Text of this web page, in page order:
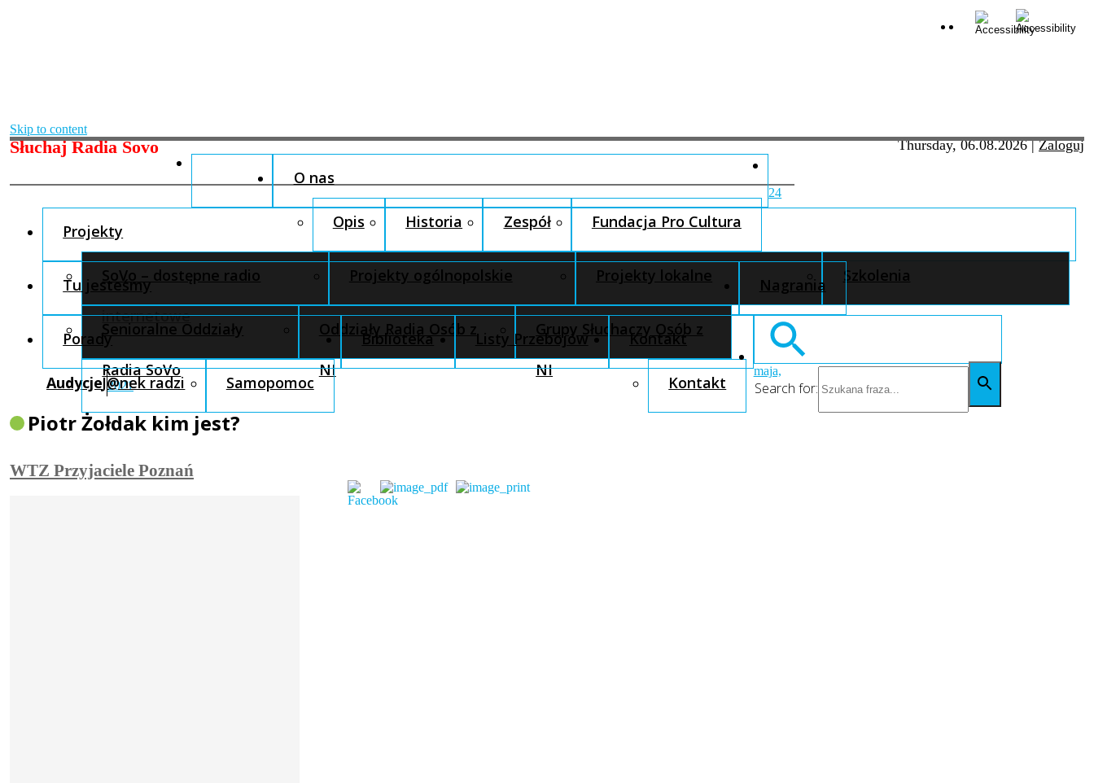
Skip to content
Słuchaj Radia Sovo Thursday, 06.08.2026|Zaloguj
O nas
Opis Historia Zespół Fundacja Pro Cultura
Projekty
SoVo – dostępne radio
internetowe
Projekty ogólnopolskie Projekty lokalne Szkolenia
Tu jesteśmy
Senioralne Oddziały
Radia SoVo
Oddziały Radia Osób z
NI
Grupy Słuchaczy Osób z
NI
Nagrania
Porady
J@nek radzi Samopomoc
Biblioteka Listy Przebojów Kontakt
Kontakt Search for:
Audycje
24
maja,
2021
Piotr Żołdak kim jest?
WTZ Przyjaciele Poznań